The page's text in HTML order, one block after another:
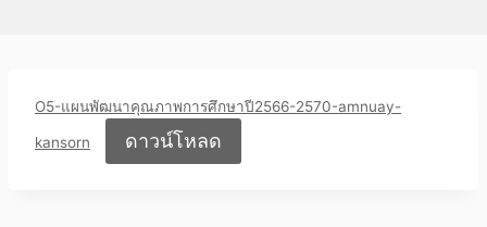
O5-แผนพัฒนาคุณภาพการศึกษาปี2566-2570-amnuay-
kansorn ดาวน์โหลด